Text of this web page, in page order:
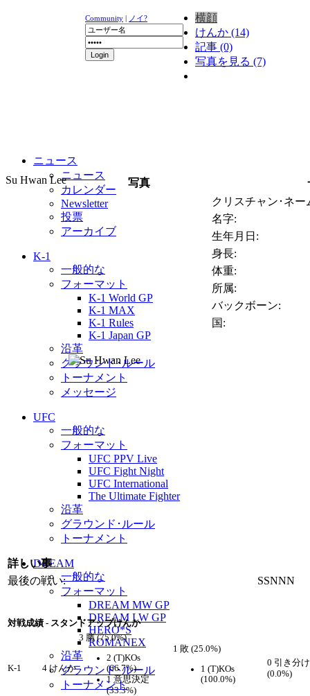
Community | ノイ?
ニュース
ニュース
カレンダー
Newsletter
投票
アーカイブ
K-1
一般的な
フォーマット
K-1 World GP
K-1 MAX
K-1 Rules
K-1 Japan GP
沿革
グラウンド･ルール
トーナメント
メッセージ
UFC
一般的な
フォーマット
UFC PPV Live
UFC Fight Night
UFC International
The Ultimate Fighter
沿革
グラウンド･ルール
トーナメント
DREAM
一般的な
フォーマット
DREAM MW GP
DREAM LW GP
HERO*S
ROMANEX
沿革
グラウンド･ルール
トーナメント
横顔
けんか (14)
記事 (0)
写真を見る (7)
Su Hwan Lee 写真
クリスチャン･ネー
名字:
生年月日:
身長:
体重:
所属:
バックボーン:
国:
詳しい事
最後の戦い:
SSNNN
対戦成績 - スタンドアップけんか
K-1 4 けんか
3 勝 (75.0%)
2 (T)KOs
(66.7%)
1 意思決定
(33.3%)
1 敗 (25.0%)
1 (T)KOs
(100.0%)
0 引き分け
(0.0%)